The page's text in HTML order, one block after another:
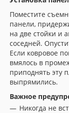
Поместите
панели,
на две стойки и
соседней.
Если ковровое
вмялось в
приподнять эту
выпрямились.
Важное
Никогда не